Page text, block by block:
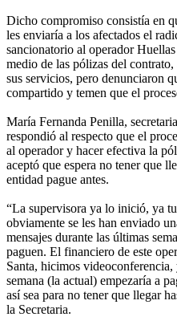
Dicho compromiso consistía en
les enviaría a los afectados el
sancionatorio al operador
medio de las pólizas del
sus servicios, pero denunciaron
compartido y temen que el
María Fernanda Penilla,
respondió al respecto que el
al operador y hacer efectiva la
aceptó que espera no tener que
entidad pague antes.
“La supervisora ya lo inició, ya
obviamente se les han enviado
mensajes durante las últimas
paguen. El financiero de este
Santa, hicimos
semana (la actual) empezaría a
así sea para no tener que llegar
la Secretaria.